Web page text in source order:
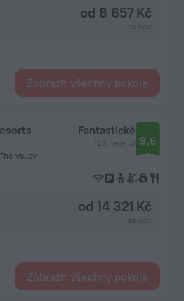
od 8 657 Kč
Zobrazit všechny pokoje
Valley
Fantastické
125 recenzí 9,6
od 14 321 Kč
Zobrazit všechny pokoje